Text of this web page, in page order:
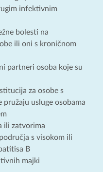
infektivnim
bolesti na
ili oni s kroničnom
partneri osoba koje su
za osobe s
usluge osobama
ili zatvorima
s visokom ili
B
majki